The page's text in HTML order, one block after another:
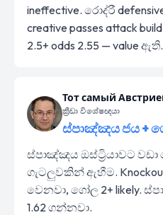
ineffective. රොද්රී
creative passes attack
2.5+ odds 2.55 — value ඇති.
Тот самый
ක්‍රීඩා විශේෂඥයා
ස්පාඤ්ඤය ජය +
ස්පාඤ්ඤය ඔස්ට්‍රියාවට
ගැටලුවකින් ඇහීම. Knockout
වෙනවා, ගෝල 2+ likely.
1.62 ගන්නවා.